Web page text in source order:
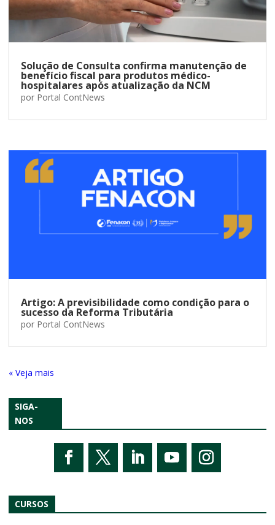
Solução de Consulta confirma manutenção de
benefício fiscal para produtos médico-
hospitalares após atualização da NCM
por Portal ContNews
Artigo: A previsibilidade como condição para o
sucesso da Reforma Tributária
por Portal ContNews
« Entradas Antigas
SIGA-
NOS
CURSOS